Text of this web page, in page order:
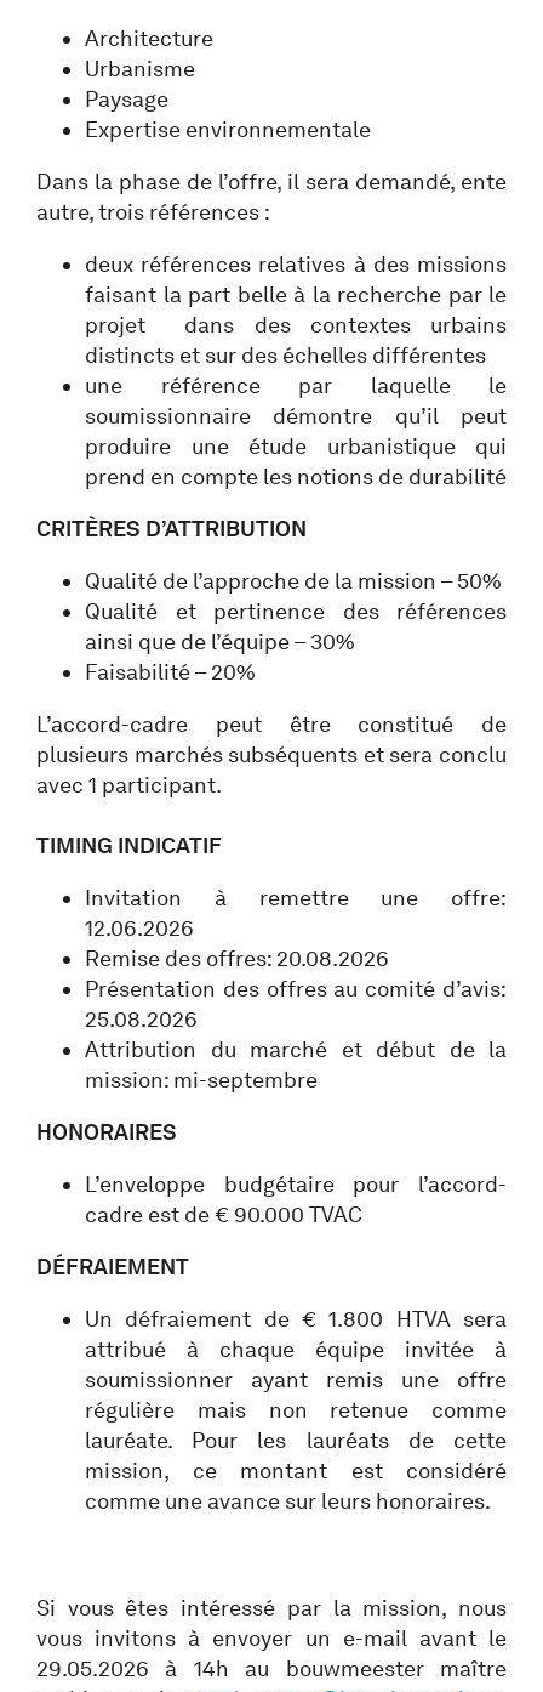
Architecture
Urbanisme
Paysage
Expertise environnementale
Dans la phase de l’offre, il sera demandé, ente
autre, trois références :
deux références relatives à des missions
faisant la part belle à la recherche par le
projet dans des contextes urbains
distincts et sur des échelles différentes
une référence par laquelle le
soumissionnaire démontre qu’il peut
produire une étude urbanistique qui
prend en compte les notions de durabilité
CRITÈRES D’ATTRIBUTION
Qualité de l’approche de la mission – 50%
Qualité et pertinence des références
ainsi que de l’équipe – 30%
Faisabilité – 20%
L’accord-cadre peut être constitué de
plusieurs marchés subséquents et sera conclu
avec 1 participant.
TIMING INDICATIF
Invitation à remettre une offre:
12.06.2026
Remise des offres: 20.08.2026
Présentation des offres au comité d’avis:
25.08.2026
Attribution du marché et début de la
mission: mi-septembre
HONORAIRES
L’enveloppe budgétaire pour l’accord-
cadre est de € 90.000 TVAC
DÉFRAIEMENT
Un défraiement de € 1.800 HTVA sera
attribué à chaque équipe invitée à
soumissionner ayant remis une offre
régulière mais non retenue comme
lauréate. Pour les lauréats de cette
mission, ce montant est considéré
comme une avance sur leurs honoraires.
Si vous êtes intéressé par la mission, nous
vous invitons à envoyer un e-mail avant le
29.05.2026 à 14h au bouwmeester maître